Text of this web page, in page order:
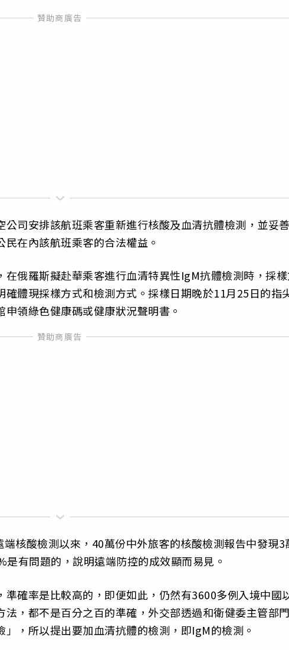
司安排該航班乘客重新進行核酸及血清抗體檢測，並妥
在內該航班乘客的合法權益。
俄羅斯擬赴華乘客進行血清特異性IgM抗體檢測時，採
體現採樣方式和檢測方式。採樣日期晚於11月25日的指
領綠色健康碼或健康狀況聲明書。
核酸檢測以來，40萬份中外旅客的核酸檢測報告中發現3
有問題的，說明遠端防控的成效顯而易見。
確率是比較高的，即便如此，仍然有3600多例入境中國
，都不是百分之百的準確，外交部透過和衛健委主管部
，所以提出要加血清抗體的檢測，即IgM的檢測。